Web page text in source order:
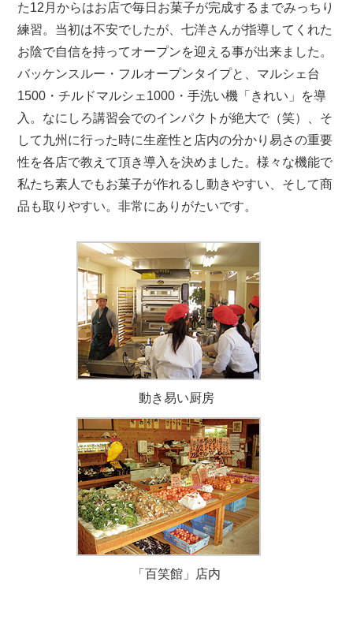
た12月からはお店で毎日お菓子が完成するまでみっちり
練習。当初は不安でしたが、七洋さんが指導してくれた
お陰で自信を持ってオープンを迎える事が出来ました。
バッケンスルー・フルオープンタイプと、マルシェ台
1500・チルドマルシェ1000・手洗い機「きれい」を導
入。なにしろ講習会でのインパクトが絶大で（笑）、そ
して九州に行った時に生産性と店内の分かり易さの重要
性を各店で教えて頂き導入を決めました。様々な機能で
私たち素人でもお菓子が作れるし動きやすい、そして商
品も取りやすい。非常にありがたいです。
動き易い厨房
「百笑館」店内